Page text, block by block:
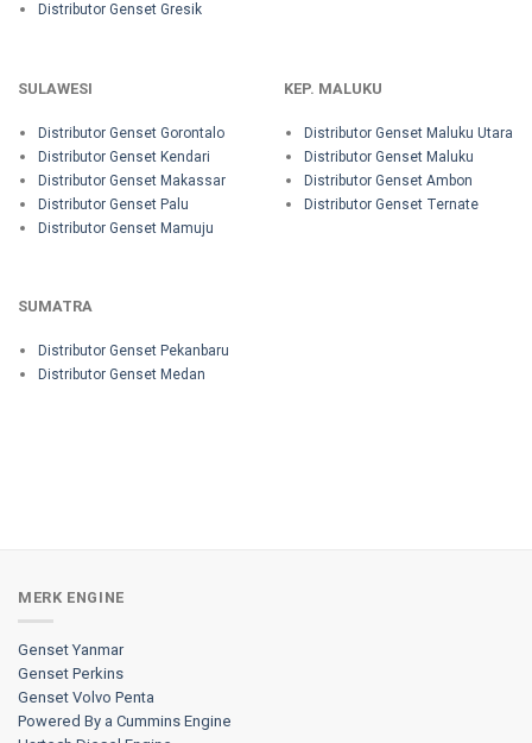
Distributor Genset Gresik
SULAWESI
Distributor Genset Gorontalo
Distributor Genset Kendari
Distributor Genset Makassar
Distributor Genset Palu
Distributor Genset Mamuju
KEP. MALUKU
Distributor Genset Maluku Utara
Distributor Genset Maluku
Distributor Genset Ambon
Distributor Genset Ternate
SUMATRA
Distributor Genset Pekanbaru
Distributor Genset Medan
MERK ENGINE
Genset Yanmar
Genset Perkins
Genset Volvo Penta
Powered By a Cummins Engine